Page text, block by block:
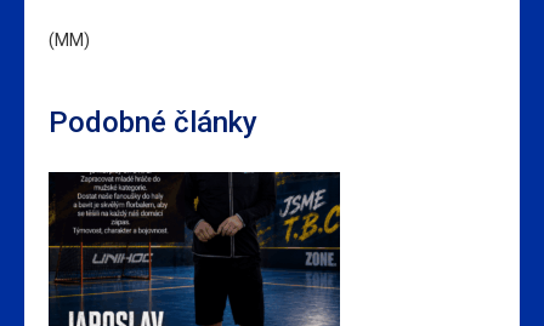
(MM)
Podobné články